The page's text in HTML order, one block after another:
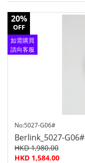
20%
OFF
如需購買
請向客服
No:5027-G06#
Berlink_5027-G06#
HKD 1,980.00
HKD 1,584.00